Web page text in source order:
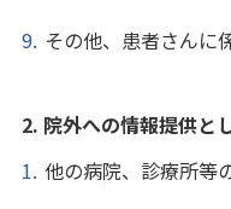
その他、患者さんに
2. 院外への情報提供と
他の病院、診療所等